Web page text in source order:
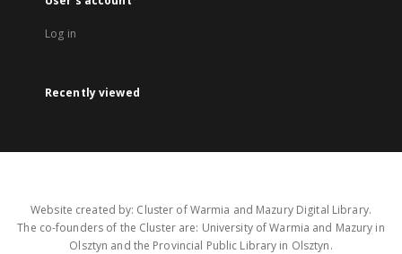
Log in
Recently viewed
Website created by: Cluster of Warmia and Mazury Digital Library.
The co-founders of the Cluster are: University of Warmia and Mazury in
Olsztyn and the Provincial Public Library in Olsztyn.